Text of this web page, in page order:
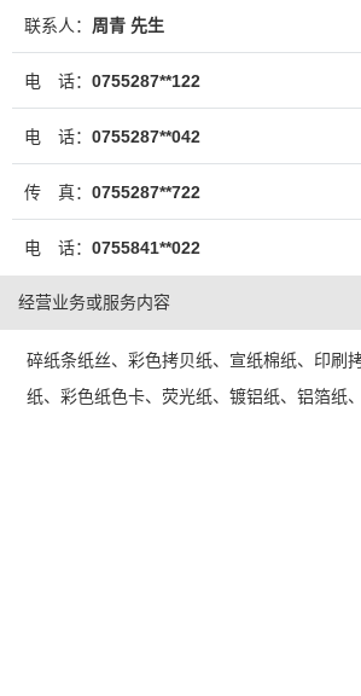
联系人： 周青 先生
电 话： 0755287**122
电 话： 0755287**042
传 真： 0755287**722
电 话： 0755841**022
经营业务或服务内容
碎纸条纸丝、彩色拷贝纸、宣纸棉纸、印刷
纸、彩色纸色卡、荧光纸、镀铝纸、铝箔纸